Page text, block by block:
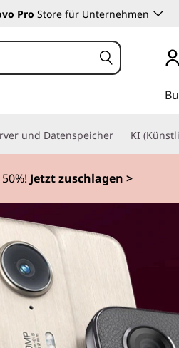
Pro Store für Unternehmen
und Datenspeicher KI
Jetzt zuschlagen >